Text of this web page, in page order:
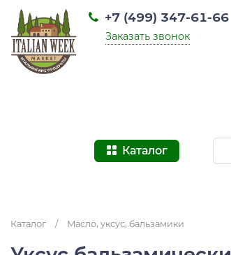
+7 (499) 347-61-66
Заказать звонок
Каталог
Каталог / Масло, уксус, бальзамики